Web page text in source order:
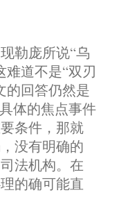
勒庞所说“乌
难道不是“双刃
的回答仍然是
体的焦点事件
条件，那就
没有明确的
法机构。在
的确可能直